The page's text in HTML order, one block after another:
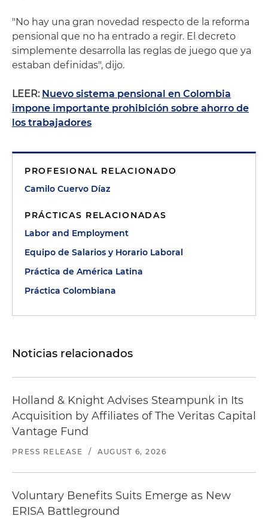
"No hay una gran novedad respecto de la reforma
pensional que no ha entrado a regir. El decreto
simplemente desarrolla las reglas de juego que ya
estaban definidas", dijo.
LEER: Nuevo sistema pensional en Colombia
impone importante prohibición sobre ahorro de
los trabajadores
PROFESIONAL RELACIONADO
Camilo Cuervo Díaz
PRÁCTICAS RELACIONADAS
Labor and Employment
Equipo de Salarios y Horario Laboral
Práctica de América Latina
Práctica Colombiana
Noticias relacionados
Holland & Knight Advises Steampunk in Its
Acquisition by Affiliates of The Veritas Capital
Vantage Fund
PRESS RELEASE / AUGUST 6, 2026
Voluntary Benefits Suits Emerge as New
ERISA Battleground